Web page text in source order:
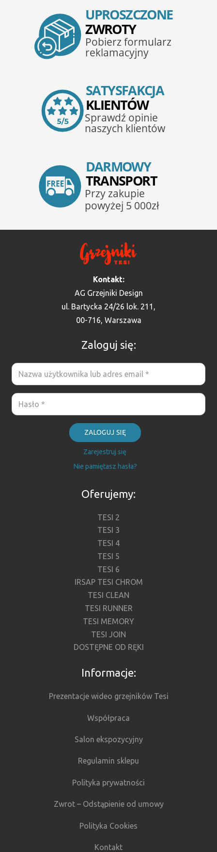
Kontakt:
AG Grzejniki Design
ul. Bartycka 24/26 lok. 211,
00-716, Warszawa
Zaloguj się:
ZALOGUJ SIĘ
Zarejestruj się
Nie pamiętasz hasła?
Oferujemy:
TESI 2
TESI 3
TESI 4
TESI 5
TESI 6
IRSAP TESI CHROM
TESI CLEAN
TESI RUNNER
TESI MEMORY
TESI JOIN
DOSTĘPNE OD RĘKI
Informacje:
Prezentacje wideo grzejników Tesi
Współpraca
Salon ekspozycyjny
Regulamin sklepu
Polityka prywatności
Zwrot – Odstąpienie od umowy
Polityka Cookies
Kontakt